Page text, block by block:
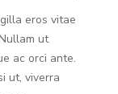
eros vitae
ut
ac orci ante.
ut, viverra